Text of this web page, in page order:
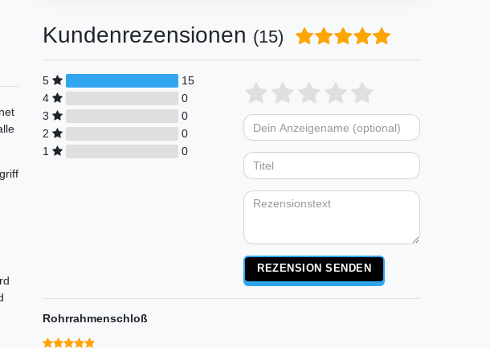
Kundenrezensionen (15)
5
15
4
0
3
0
2
0
1
0
Bewertungssterne
von
5
4
von
5
3
von
5
2
von
5
1
von
5
Bewertungssternen
Anzeigename
(optional)
REZENSION SENDEN
Rohrrahmenschloß